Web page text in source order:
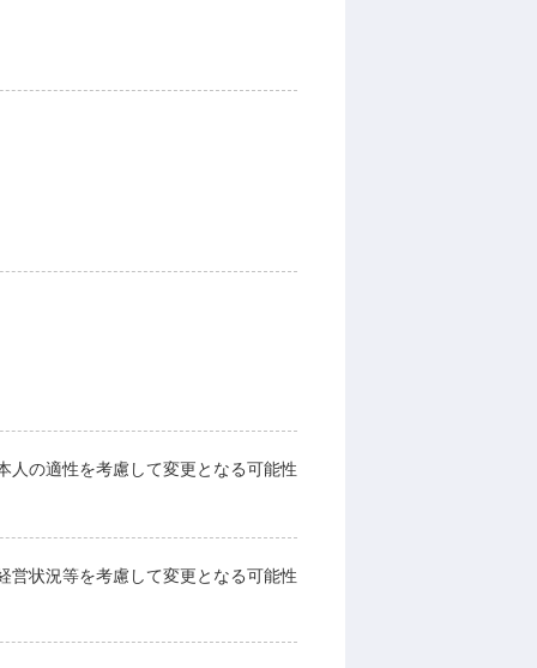
人の適性を考慮して変更となる可能性
営状況等を考慮して変更となる可能性